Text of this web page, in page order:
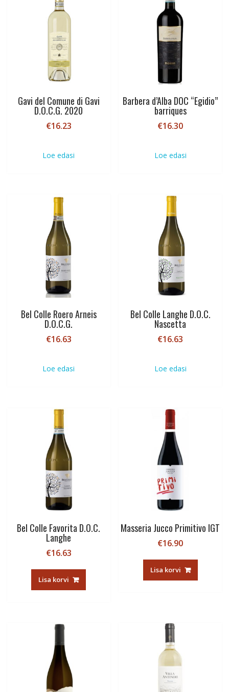
Gavi del Comune di Gavi
D.O.C.G. 2020
€16.23
Loe edasi
Barbera d’Alba DOC “Egidio”
barriques
€16.30
Loe edasi
Bel Colle Roero Arneis
D.O.C.G.
€16.63
Loe edasi
Bel Colle Langhe D.O.C.
Nascetta
€16.63
Loe edasi
Bel Colle Favorita D.O.C.
Langhe
€16.63
Lisa korvi
Masseria Jucco Primitivo IGT
€16.90
Lisa korvi